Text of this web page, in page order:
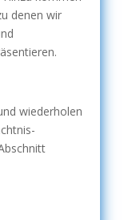
denen wir
wiederholen